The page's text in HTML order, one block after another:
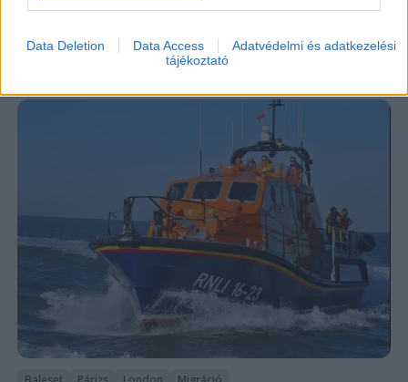
Data Deletion Data Access
Adatvédelmi és adatkezelési
tájékoztató
157 embert mentett ki a parti őrség egy égő